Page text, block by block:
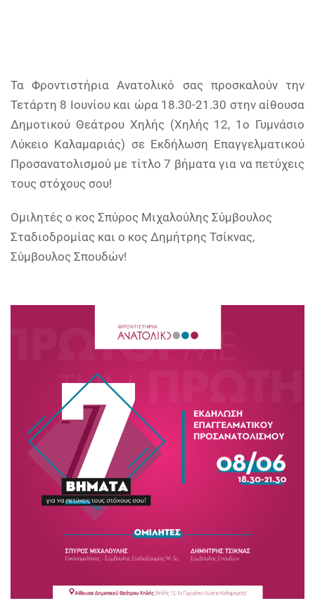
Τα Φροντιστήρια Ανατολικό σας προσκαλούν την
Τετάρτη 8 Ιουνίου και ώρα 18.30-21.30 στην αίθουσα
Δημοτικού Θεάτρου Χηλής (Χηλής 12, 1ο Γυμνάσιο
Λύκειο Καλαμαριάς) σε Εκδήλωση Επαγγελματικού
Προσανατολισμού με τίτλο 7 βήματα για να πετύχεις
τους στόχους σου!
Ομιλητές ο κος Σπύρος Μιχαλούλης Σύμβουλος
Σταδιοδρομίας και ο κος Δημήτρης Τσίκνας,
Σύμβουλος Σπουδών!